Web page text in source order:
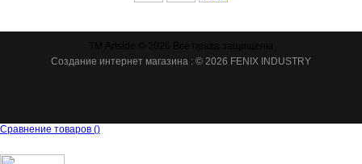
Создание интернет магазина : © 2026 FENIX INDUSTRY
Сравнение товаров ()